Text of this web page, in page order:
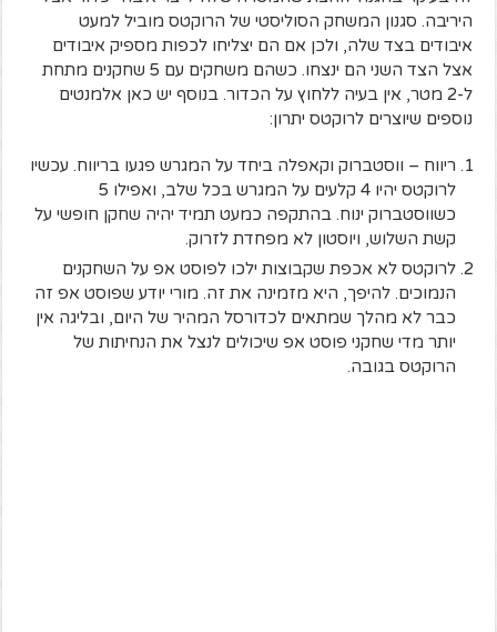
היריבה. סגנון המשחק הסוליסטי של הרוקטס מוביל למעט
איבודים בצד שלה, ולכן אם הם יצליחו לכפות מספיק איבודים
אצל הצד השני הם ינצחו. כשהם משחקים עם 5 שחקנים מתחת
ל-2 מטר, אין בעיה ללחוץ על הכדור. בנוסף יש כאן אלמנטים
נוספים שיוצרים לרוקטס יתרון:
ריווח – ווסטברוק וקאפלה ביחד על המגרש פגעו בריווח. עכשיו
לרוקטס יהיו 4 קלעים על המגרש בכל שלב, ואפילו 5
כשווסטברוק ינוח. בהתקפה כמעט תמיד יהיה שחקן חופשי על
קשת השלוש, ויוסטון לא מפחדת לזרוק.
לרוקטס לא אכפת שקבוצות ילכו לפוסט אפ על השחקנים
הנמוכים. להיפך, היא מזמינה את זה. מורי יודע שפוסט אפ זה
כבר לא מהלך שמתאים לכדורסל המהיר של היום, ובליגה אין
יותר מדי שחקני פוסט אפ שיכולים לנצל את הנחיתות של
הרוקטס בגובה.